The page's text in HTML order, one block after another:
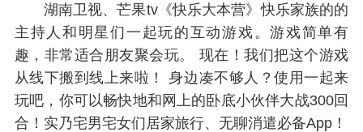
湖南卫视、芒果tv《快乐大本营》快乐家族的的
主持人和明星们一起玩的互动游戏。游戏简单有
趣，非常适合朋友聚会玩。 现在！我们把这个游戏
从线下搬到线上来啦！ 身边凑不够人？使用一起来
玩吧，你可以畅快地和网上的卧底小伙伴大战300回
合！实乃宅男宅女们居家旅行、无聊消遣必备App！